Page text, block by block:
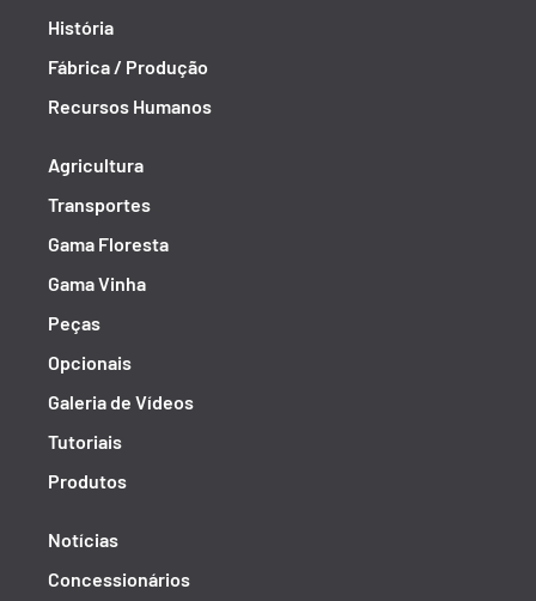
História
Fábrica / Produção
Recursos Humanos
Agricultura
Transportes
Gama Floresta
Gama Vinha
Peças
Opcionais
Galeria de Vídeos
Tutoriais
Produtos
Notícias
Concessionários